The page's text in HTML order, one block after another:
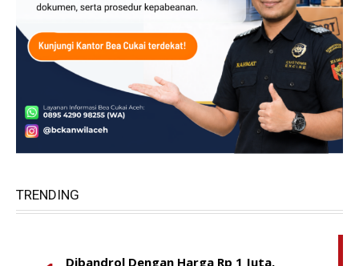
TRENDING
Dibandrol Dengan Harga Rp 1 Juta,